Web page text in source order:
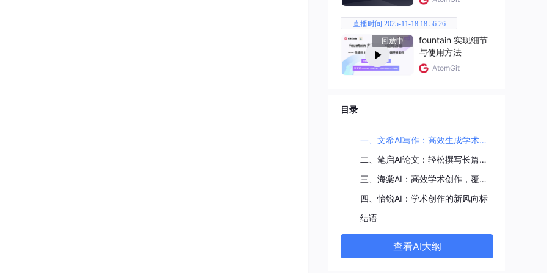
直播时间 2025-11-18 18:56:26
回放中
fountain 实现细节
与使用方法
AtomGit
目录
一、文希AI写作：高效生成学术专著工具
二、笔启AI论文：轻松撰写长篇学术专著的利器
三、海棠AI：高效学术创作，覆盖全过程
四、怡锐AI：学术创作的新风向标
结语
查看AI大纲